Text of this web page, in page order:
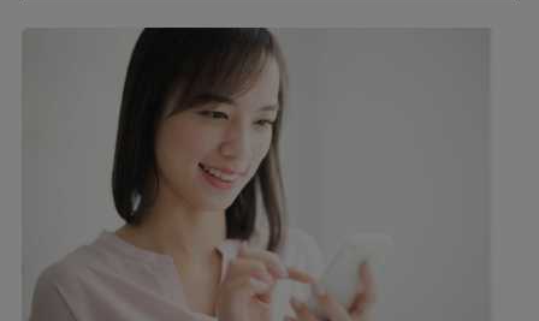
緩和が一段と進んだことで、非金融業から金融分野
への参入が相次ぎ、生活者にとって便利なサービス
が次々と生まれています。他方の銀行側にも、
BaaS（Banking as a Service）と呼ばれる、銀行
機能を他社に提供して新しいサービスの創出を目指
す動きがあり、非金融業の参入を前向きな機会と捉
える機運も高まっています。この記事では、近年増
えつつある銀行と小売・サービス業などとの提携事
例を紹介しながら、これから先の未来について考え
てみたいと思います。